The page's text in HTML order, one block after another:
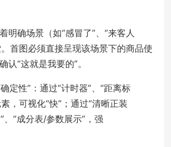
明确场景（如“感冒了”、“来客人
。首图必须直接呈现该场景下的商品使
认“这就是我要的”。
定性”：通过“计时器”、“距离标
，可视化“快”；通过“清晰正装
、“成分表/参数展示”，强